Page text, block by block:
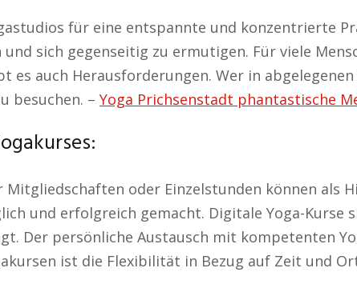
für eine entspannte und konzentrierte
sich gegenseitig zu ermutigen. Für viele
es auch Herausforderungen. Wer in
besuchen. – Yoga Prichsenstadt phantastische
oder Einzelstunden können als
und erfolgreich gemacht. Digitale Yoga-Kurse
Der persönliche Austausch mit kompetenten
ist die Flexibilität in Bezug auf Zeit und